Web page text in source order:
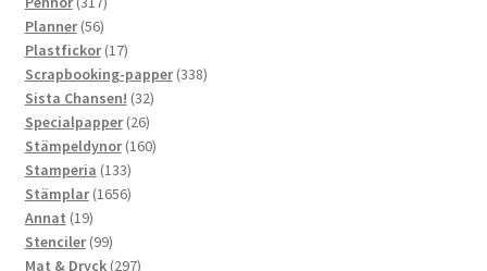
produkter
Planner 5656
produkter
Plastfickor 1717
produkter
Scrapbooking-papper 338338
Sista Chansen! 3232
produkter
Specialpapper 2626
produkter
Stämpeldynor 160160
Stamperia 133133
produkter
Stämplar 16561656
Annat 1919
produkter
Stenciler 9999
produkter
Mat & Dryck 297297